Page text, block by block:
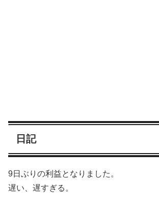
日記
9日ぶりの利益となりました。
遅い、遅すぎる。